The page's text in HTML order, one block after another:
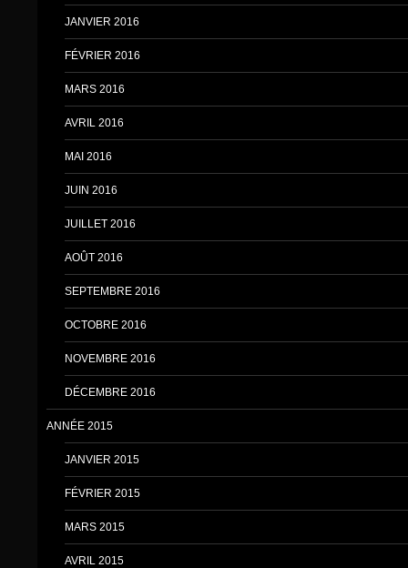
JANVIER 2016
FÉVRIER 2016
MARS 2016
AVRIL 2016
MAI 2016
JUIN 2016
JUILLET 2016
AOÛT 2016
SEPTEMBRE 2016
OCTOBRE 2016
NOVEMBRE 2016
DÉCEMBRE 2016
ANNÉE 2015
JANVIER 2015
FÉVRIER 2015
MARS 2015
AVRIL 2015